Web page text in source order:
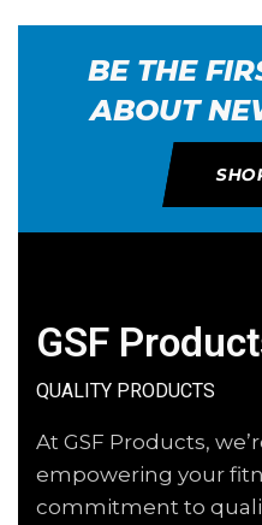
BE THE
ABOUT
GSF
QUALITY PRODUCTS
At GSF Products,
empowering your
commitment to